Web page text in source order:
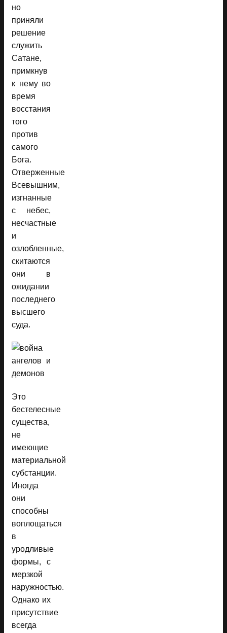
но
приняли
решение
служить
Сатане,
примкнув
к нему во
время
восстания
того
против
самого
Бога.
Отверженные
Всевышним,
изгнанные
с небес,
несчастные
и
озлобленные,
скитаются
они в
ожидании
последнего
высшего
суда.
Это
бестелесные
существа,
не
имеющие
материальной
субстанции.
Иногда
они
способны
воплощаться
в
уродливые
формы, с
мерзкой
наружностью.
Однако их
присутствие
всегда